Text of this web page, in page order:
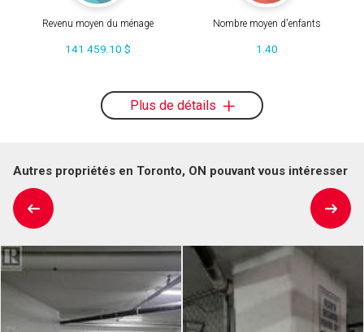
Revenu moyen du ménage
141 459.10 $
Nombre moyen d'enfants
1.40
Plus de détails
Autres propriétés en Toronto, ON pouvant vous intéresser